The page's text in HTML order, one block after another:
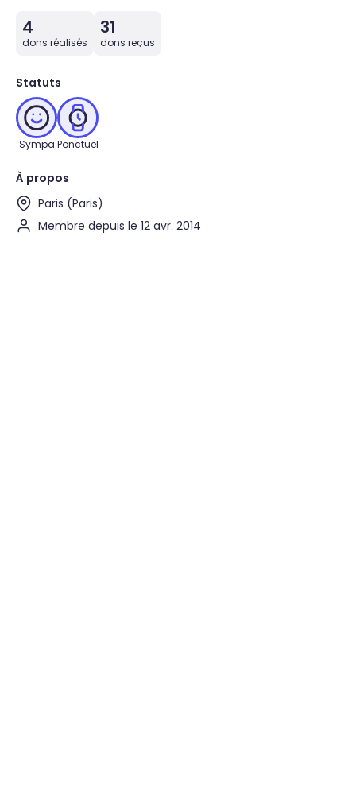
4
dons réalisés
31
dons reçus
Statuts
Sympa Ponctuel
À propos
Paris (Paris)
Membre depuis le 12 avr. 2014